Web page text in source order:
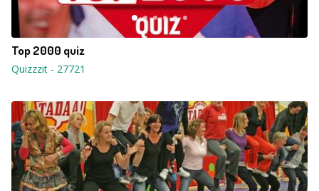
Top 2000 quiz
Quizzzit - 27721